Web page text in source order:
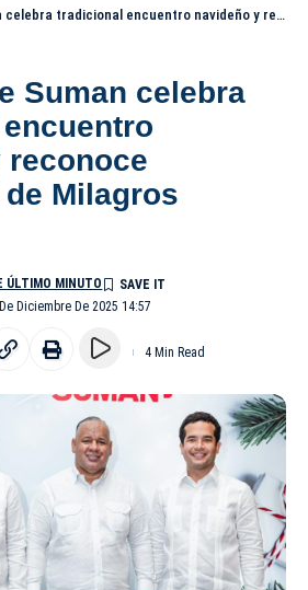
encuentro navideño y reconoce trayectoria de Milagros Germán
Suman celebra
reconoce
Milagros
Diciembre De 2025 14:57
ÚLTIMO MINUTO
4 Min Read